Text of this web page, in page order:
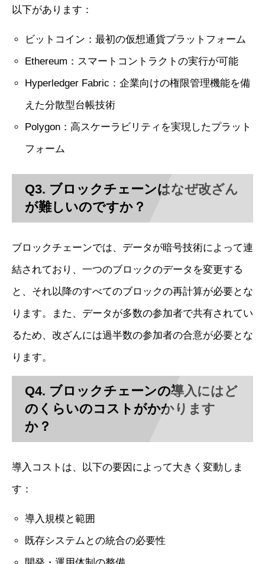
以下があります：
ビットコイン：最初の仮想通貨プラットフォーム
Ethereum：スマートコントラクトの実行が可能
Hyperledger Fabric：企業向けの権限管理機能を備
えた分散型台帳技術
Polygon：高スケーラビリティを実現したプラット
フォーム
Q3. ブロックチェーンはなぜ改ざん
が難しいのですか？
ブロックチェーンでは、データが暗号技術によって連
結されており、一つのブロックのデータを変更する
と、それ以降のすべてのブロックの再計算が必要とな
ります。また、データが多数の参加者で共有されてい
るため、改ざんには過半数の参加者の合意が必要とな
ります。
Q4. ブロックチェーンの導入にはど
のくらいのコストがかかります
か？
導入コストは、以下の要因によって大きく変動しま
す：
導入規模と範囲
既存システムとの統合の必要性